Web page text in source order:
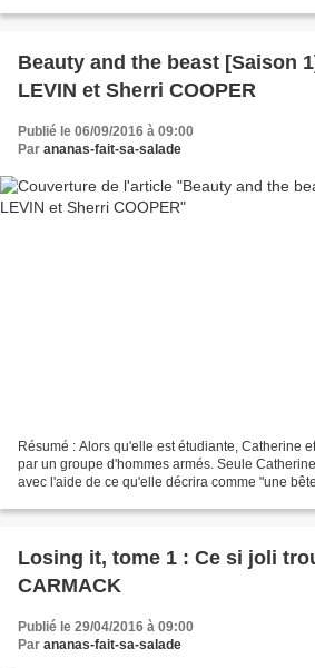
Beauty and the beast [Saison
LEVIN et Sherri COOPER
Publié le 06/09/2016 à 09:00
Par ananas-fait-sa-salade
Résumé : Alors qu'elle est étudiante, Catherine
par un groupe d'hommes armés. Seule
avec l'aide de ce qu'elle décrira comme "une
Losing it, tome 1 : Ce si joli
CARMACK
Publié le 29/04/2016 à 09:00
Par ananas-fait-sa-salade